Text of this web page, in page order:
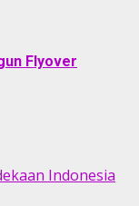
Flyover
Indonesia